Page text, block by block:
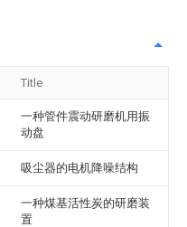
Title
一种管件震动研磨机用振
动盘
吸尘器的电机降噪结构
一种煤基活性炭的研磨装
置